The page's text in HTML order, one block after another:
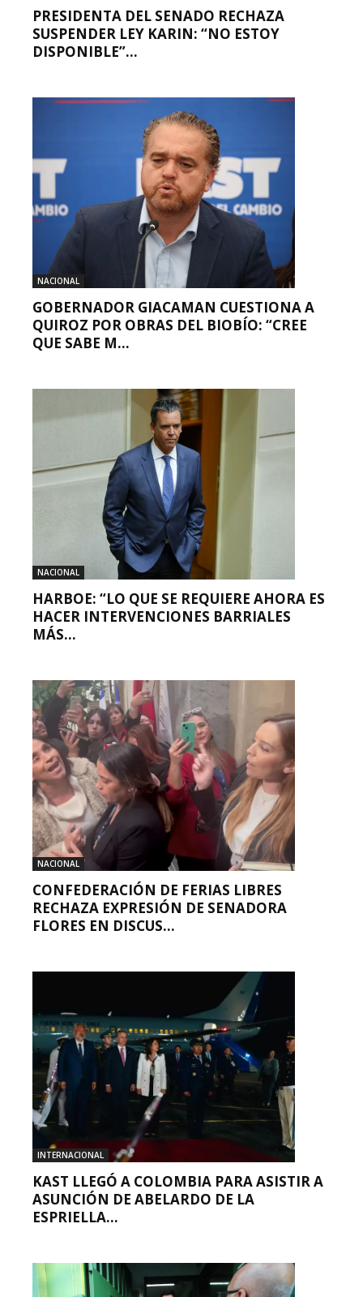
PRESIDENTA DEL SENADO RECHAZA
SUSPENDER LEY KARIN: “NO ESTOY
DISPONIBLE”...
NACIONAL
GOBERNADOR GIACAMAN CUESTIONA A
QUIROZ POR OBRAS DEL BIOBÍO: “CREE
QUE SABE M...
NACIONAL
HARBOE: “LO QUE SE REQUIERE AHORA ES
HACER INTERVENCIONES BARRIALES
MÁS...
NACIONAL
CONFEDERACIÓN DE FERIAS LIBRES
RECHAZA EXPRESIÓN DE SENADORA
FLORES EN DISCUS...
INTERNACIONAL
KAST LLEGÓ A COLOMBIA PARA ASISTIR A
ASUNCIÓN DE ABELARDO DE LA
ESPRIELLA...